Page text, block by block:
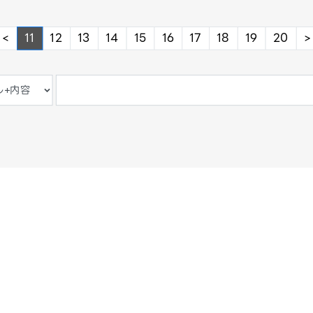
< Previous
11 12 13 14 15 16 17 18 19 20 >